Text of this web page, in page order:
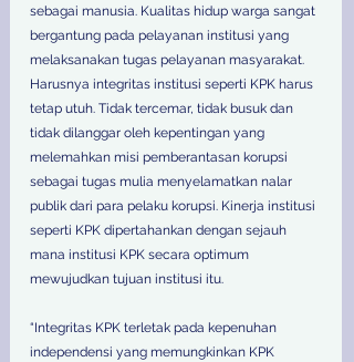
sebagai manusia. Kualitas hidup warga sangat
bergantung pada pelayanan institusi yang
melaksanakan tugas pelayanan masyarakat.
Harusnya integritas institusi seperti KPK harus
tetap utuh. Tidak tercemar, tidak busuk dan
tidak dilanggar oleh kepentingan yang
melemahkan misi pemberantasan korupsi
sebagai tugas mulia menyelamatkan nalar
publik dari para pelaku korupsi. Kinerja institusi
seperti KPK dipertahankan dengan sejauh
mana institusi KPK secara optimum
mewujudkan tujuan institusi itu.
“Integritas KPK terletak pada kepenuhan
independensi yang memungkinkan KPK